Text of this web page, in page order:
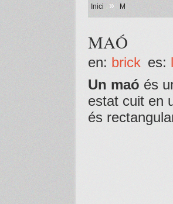
Inici » M
MAÓ
en: brick es:
Un maó és
estat cuit en
és